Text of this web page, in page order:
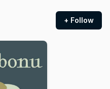
+ Follow